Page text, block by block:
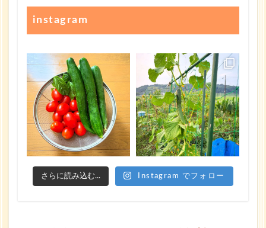
instagram
さらに読み込む... Instagram でフォロー